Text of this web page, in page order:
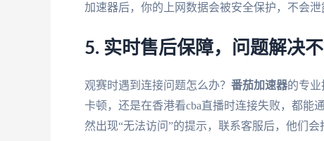
加速器后，你的上网数据会被安全保护，不会泄
5. 实时售后保障，问题解决
观赛时遇到连接问题怎么办？ 番茄加速器的专业
卡顿，还是在香港看cba直播时连接失败，都能
然出现“无法访问”的提示，联系客服后，他们